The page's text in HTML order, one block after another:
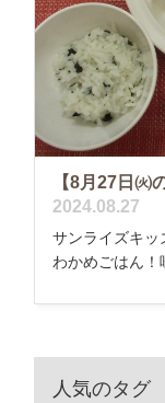
【8月27日㈫
2024.08.27
サンライズキッ
わかめごはん
人気のタグ